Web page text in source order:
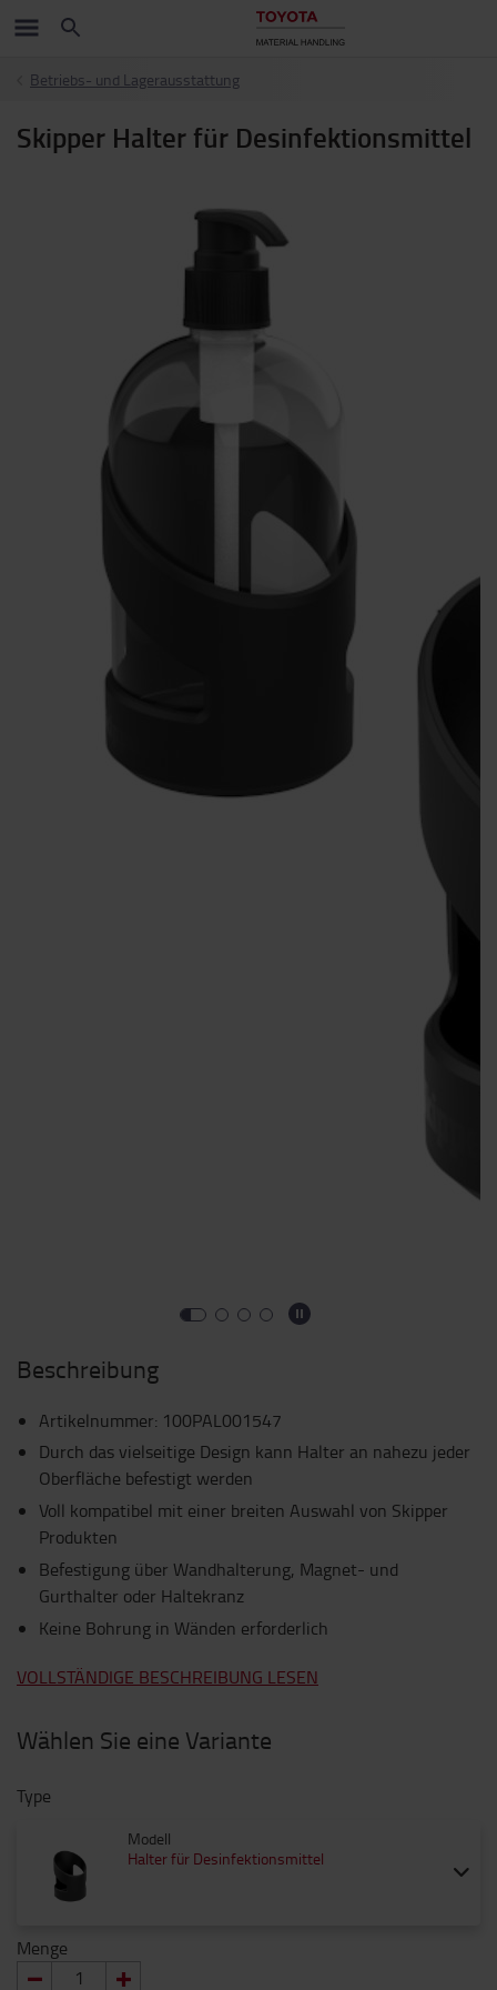
Betriebs- und Lagerausstattung
Skipper Halter für Desinfektionsmittel
Beschreibung
Artikelnummer: 100PAL001547
Durch das vielseitige Design kann Halter an nahezu jeder
Oberfläche befestigt werden
Voll kompatibel mit einer breiten Auswahl von Skipper
Produkten
Befestigung über Wandhalterung, Magnet- und
Gurthalter oder Haltekranz
Keine Bohrung in Wänden erforderlich
VOLLSTÄNDIGE BESCHREIBUNG LESEN
Wählen Sie eine Variante
Type
Modell
Halter für Desinfektionsmittel
Menge